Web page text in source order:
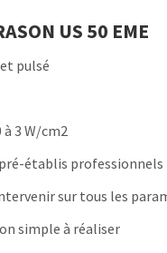
US 50 EME
pulsé
à 3 W/cm2
établis professionnels
sur tous les
simple à réaliser